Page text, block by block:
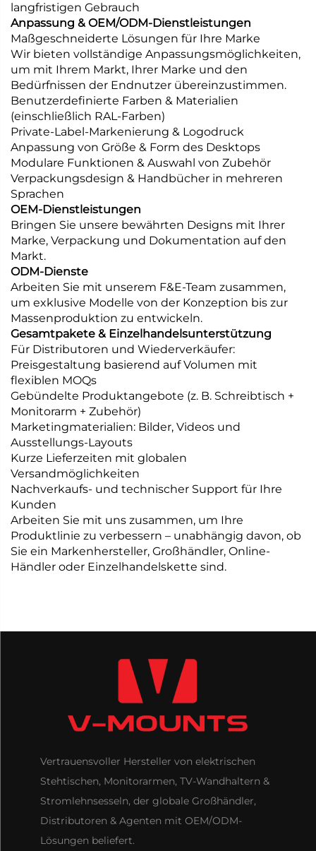
langfristigen Gebrauch
Anpassung & OEM/ODM-Dienstleistungen
Maßgeschneiderte Lösungen für Ihre Marke
Wir bieten vollständige Anpassungsmöglichkeiten,
um mit Ihrem Markt, Ihrer Marke und den
Bedürfnissen der Endnutzer übereinzustimmen.
Benutzerdefinierte Farben & Materialien
(einschließlich RAL-Farben)
Private-Label-Markenierung & Logodruck
Anpassung von Größe & Form des Desktops
Modulare Funktionen & Auswahl von Zubehör
Verpackungsdesign & Handbücher in mehreren
Sprachen
OEM-Dienstleistungen
Bringen Sie unsere bewährten Designs mit Ihrer
Marke, Verpackung und Dokumentation auf den
Markt.
ODM-Dienste
Arbeiten Sie mit unserem F&E-Team zusammen,
um exklusive Modelle von der Konzeption bis zur
Massenproduktion zu entwickeln.
Gesamtpakete & Einzelhandelsunterstützung
Für Distributoren und Wiederverkäufer:
Preisgestaltung basierend auf Volumen mit
flexiblen MOQs
Gebündelte Produktangebote (z. B. Schreibtisch +
Monitorarm + Zubehör)
Marketingmaterialien: Bilder, Videos und
Ausstellungs-Layouts
Kurze Lieferzeiten mit globalen
Versandmöglichkeiten
Nachverkaufs- und technischer Support für Ihre
Kunden
Arbeiten Sie mit uns zusammen, um Ihre
Produktlinie zu verbessern – unabhängig davon, ob
Sie ein Markenhersteller, Großhändler, Online-
Händler oder Einzelhandelskette sind.
Vertrauensvoller Hersteller von elektrischen
Stehtischen, Monitorarmen, TV-Wandhaltern &
Stromlehnsesseln, der globale Großhändler,
Distributoren & Agenten mit OEM/ODM-
Lösungen beliefert.